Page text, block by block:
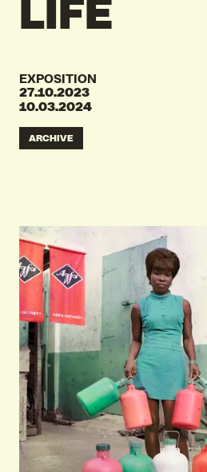
LIFE
EXPOSITION
27.10.2023
10.03.2024
ARCHIVE